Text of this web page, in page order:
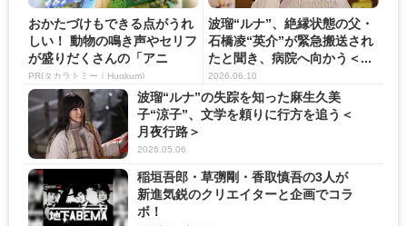
おかたづけもできる点がうれ
しい！ 動物の鳴き声やセリフ
が盛りだくさんの「アニ
ア ...
PR(タカラトミー｜Hugkum)
波瑠“ルナ”、絶縁状態の父・
石橋凌“英介”が緊急搬送され
たと聞き、病院へ向かう＜...
2026.06.10
波瑠“ルナ”の失踪を知った麻生久美
子“涼子”、文学を頼りに行方を追う＜
月夜行路＞
2026.05.06
稲垣吾郎・草彅剛・香取慎吾の3人が
新進気鋭のクリエイターと企画でコラ
ボ！